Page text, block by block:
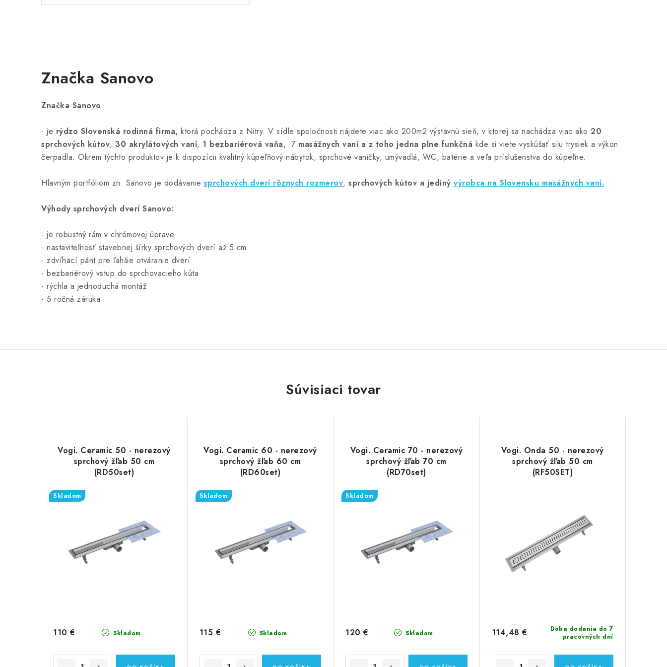
Značka Sanovo
Značka Sanovo
- je rýdzo Slovenská rodinná firma, ktorá pochádza z Nitry. V sídle spoločnosti nájdete viac ako 200m2 výstavnú sieň, v ktorej sa nachádza viac ako 20
sprchových kútov, 30 akrylátových vaní, 1 bezbariérová vaňa, 7 masážnych vaní a z toho jedna plne funkčná kde si viete vyskúšať silu trysiek a výkon
čerpadla. Okrem týchto produktov je k dispozícii kvalitný kúpeľňový nábytok, sprchové vaničky, umývadlá, WC, batérie a veľa príslušenstva do kúpeľne.
Hlavným portfóliom zn. Sanovo je dodávanie sprchových dverí rôznych rozmerov, sprchových kútov a jediný výrobca na Slovensku masážnych vaní.
Výhody sprchových dverí Sanovo:
- je robustný rám v chrómovej úprave
- nastaviteľnosť stavebnej šírky sprchových dverí až 5 cm
- zdvíhací pánt pre ľahšie otváranie dverí
- bezbariérový vstup do sprchovacieho kúta
- rýchla a jednoduchá montáž
- 5 ročná záruka
Súvisiaci tovar
Vogi. Ceramic 50 - nerezový
sprchový žľab 50 cm
(RD50set)
Skladom
Skladom
110 €
Vogi. Ceramic 60 - nerezový
sprchový žľab 60 cm
(RD60set)
Skladom
Skladom
115 €
Vogi. Ceramic 70 - nerezový
sprchový žľab 70 cm
(RD70set)
Skladom
Skladom
120 €
Vogi. Onda 50 - nerezový
sprchový žľab 50 cm
(RF50SET)
Doba dodania do 7
pracovných dní
114,48 €